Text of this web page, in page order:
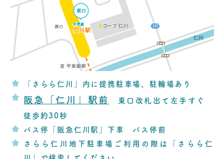
「さらら仁川」内に提携駐車場、駐輪場あり
阪急「仁川」駅前
東口改札出て左手すぐ
徒歩約30秒
バス停「阪急仁川駅」下車 バス停前
さらら仁川地下駐車場ご利用の際は「さらら仁